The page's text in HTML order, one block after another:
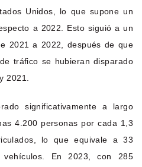
Unidos, lo que supone un
a 2022. Esto siguió a un
2021 a 2022, después de que
tráfico se hubieran disparado
2021.
significativamente a largo
4.200 personas por cada 1,3
lo que equivale a 33
En 2023, con 285